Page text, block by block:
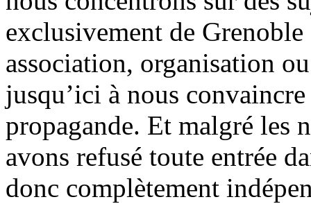
exclusivement de
association, organisation
jusqu’ici à nous
propagande. Et malgré les
avons refusé toute entrée
donc complètement